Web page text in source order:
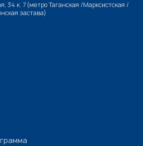
34 к. 7 (метро Таганская /Марксистская /
застава)